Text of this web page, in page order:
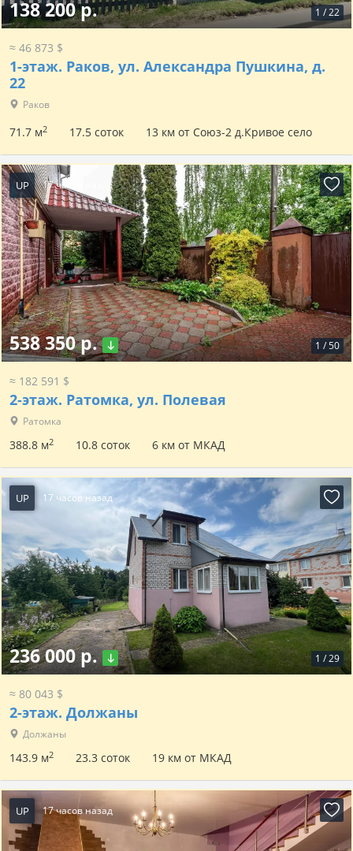
1 /22
138 200 р.
≈ 46 873 $
1-этаж. Раков, ул. Александра Пушкина, д.
22
Раков
71.7 м2 17.5 соток 13 км от Союз-2 д.Кривое село
UP 17 часов назад
1 /50
538 350 р.
≈ 182 591 $
2-этаж. Ратомка, ул. Полевая
Ратомка
388.8 м2 10.8 соток 6 км от МКАД
UP 17 часов назад
1 /29
236 000 р.
≈ 80 043 $
2-этаж. Должаны
Должаны
143.9 м2 23.3 соток 19 км от МКАД
UP 17 часов назад